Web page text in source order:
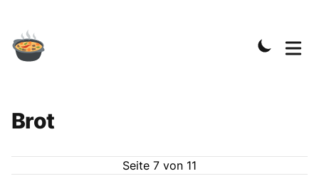
Brot
Seite 7 von 11